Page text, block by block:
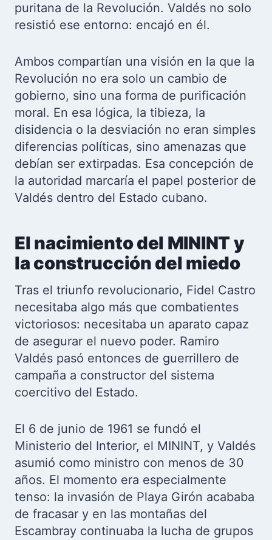
puritana de la Revolución. Valdés no solo
resistió ese entorno: encajó en él.
Ambos compartían una visión en la que la
Revolución no era solo un cambio de
gobierno, sino una forma de purificación
moral. En esa lógica, la tibieza, la
disidencia o la desviación no eran simples
diferencias políticas, sino amenazas que
debían ser extirpadas. Esa concepción de
la autoridad marcaría el papel posterior de
Valdés dentro del Estado cubano.
El nacimiento del MININT y
la construcción del miedo
Tras el triunfo revolucionario, Fidel Castro
necesitaba algo más que combatientes
victoriosos: necesitaba un aparato capaz
de asegurar el nuevo poder. Ramiro
Valdés pasó entonces de guerrillero de
campaña a constructor del sistema
coercitivo del Estado.
El 6 de junio de 1961 se fundó el
Ministerio del Interior, el MININT, y Valdés
asumió como ministro con menos de 30
años. El momento era especialmente
tenso: la invasión de Playa Girón acababa
de fracasar y en las montañas del
Escambray continuaba la lucha de grupos